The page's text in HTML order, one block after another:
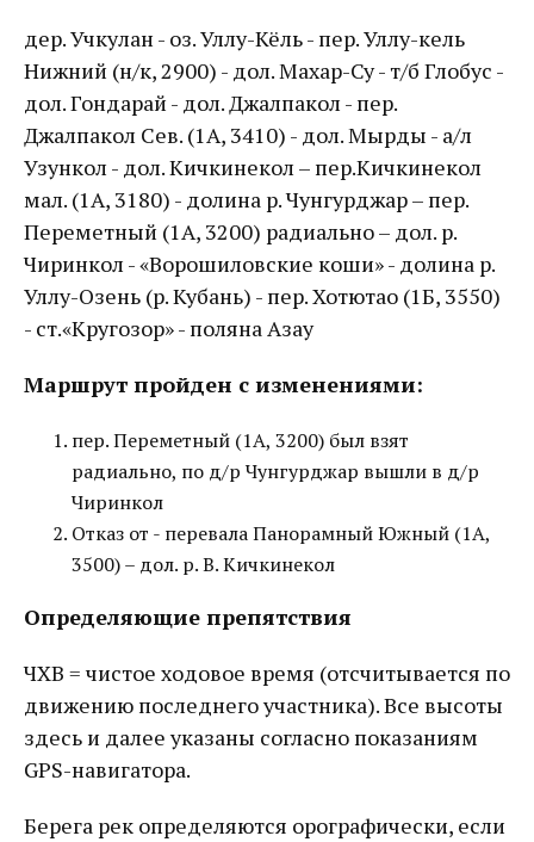
дер. Учкулан - оз. Уллу-Кёль - пер. Уллу-кель
Нижний (н/к, 2900) - дол. Махар-Су - т/б Глобус -
дол. Гондарай - дол. Джалпакол - пер.
Джалпакол Сев. (1А, 3410) - дол. Мырды - а/л
Узункол - дол. Кичкинекол – пер.Кичкинекол
мал. (1А, 3180) - долина р. Чунгурджар – пер.
Переметный (1А, 3200) радиально – дол. р.
Чиринкол - «Ворошиловские коши» - долина р.
Уллу-Озень (р. Кубань) - пер. Хотютао (1Б, 3550)
- ст.«Кругозор» - поляна Азау
Маршрут пройден с изменениями:
пер. Переметный (1А, 3200) был взят
радиально, по д/р Чунгурджар вышли в д/р
Чиринкол
Отказ от - перевала Панорамный Южный (1А,
3500) – дол. р. В. Кичкинекол
Определяющие препятствия
ЧХВ = чистое ходовое время (отсчитывается по
движению последнего участника). Все высоты
здесь и далее указаны согласно показаниям
GPS-навигатора.
Берега рек определяются орографически, если